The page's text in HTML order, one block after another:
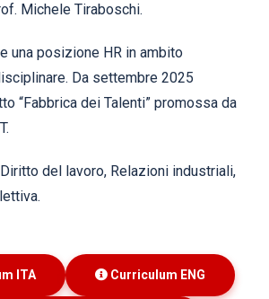
Michele Tiraboschi.
una posizione HR in ambito
Da settembre 2025
“Fabbrica dei Talenti” promossa da
del lavoro, Relazioni industriali,
ITA Curriculum ENG